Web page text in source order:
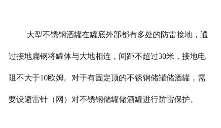
联系我们
大型不锈钢酒罐在罐底外部都有多处的防雷接地，通
过接地扁钢将罐体与大地相连，间距不超过30米，接地电
阻不大于10欧姆。对于有固定顶的不锈钢储罐储酒罐，需
要设避雷针（网）对不锈钢储罐储酒罐进行防雷保护。